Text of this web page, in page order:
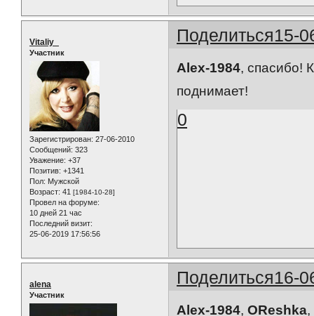
Поделиться15-
Vitaliy_
Участник
Зарегистрирован: 27-06-2010
Сообщений: 323
Уважение: +37
Позитив: +1341
Пол: Мужской
Возраст: 41 [1984-10-28]
Провел на форуме:
10 дней 21 час
Последний визит:
25-06-2019 17:56:56
Alex-1984, спасибо!
поднимает!
0
Поделиться16-
alena
Участник
Alex-1984,OReshka,